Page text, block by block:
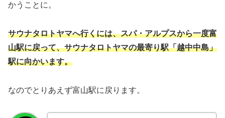
かうことに。
サウナタロトヤマへ行くには、スパ・アルプスから一度富
山駅に戻って、サウナタロトヤマの最寄り駅「越中中島」
駅に向かいます。
なのでとりあえず富山駅に戻ります。